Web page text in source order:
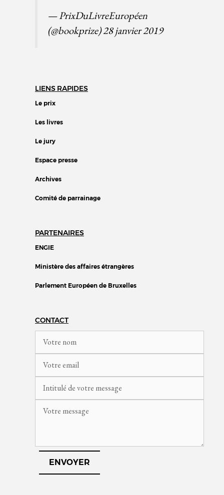
— PrixDuLivreEuropéen
(@bookprize)28 janvier 2019
LIENS RAPIDES
Le prix
Les livres
Le jury
Espace presse
Archives
Comité de parrainage
PARTENAIRES
ENGIE
Ministère des affaires étrangères
Parlement Européen de Bruxelles
CONTACT